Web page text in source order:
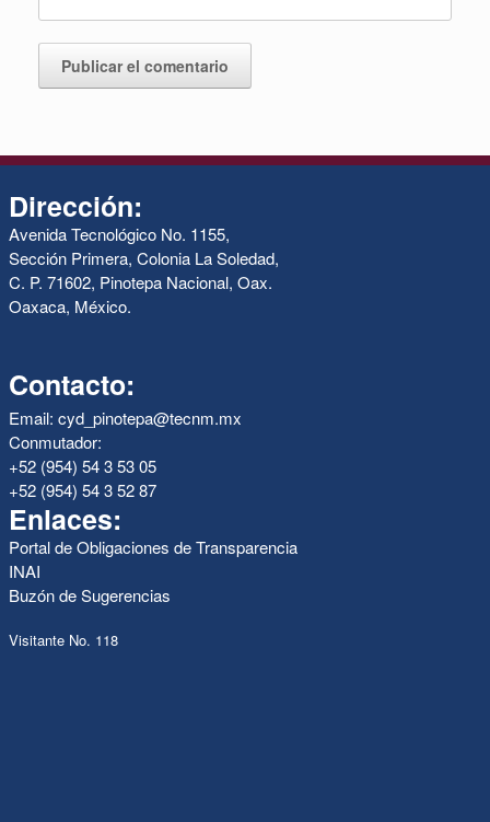
Dirección:
Avenida Tecnológico No. 1155,
Sección Primera, Colonia La Soledad,
C. P. 71602, Pinotepa Nacional, Oax.
Oaxaca, México.
Contacto:
Email: cyd_pinotepa@tecnm.mx
Conmutador:
+52 (954) 54 3 53 05
+52 (954) 54 3 52 87
Enlaces:
Portal de Obligaciones de Transparencia
INAI
Buzón de Sugerencias
Visitante No. 118